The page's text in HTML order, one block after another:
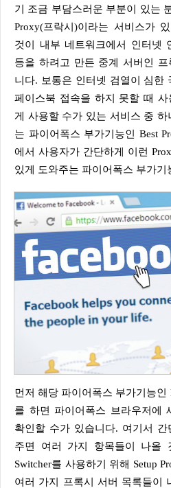
기 조금 부담스러운 부분이 있는
Proxy(프락시)이라는 서비스가
것이 내부 네트워크에서 인터넷
등을 하려고 만든 중계 서버인
니다. 보통은 인터넷 검열이 심한
페이스북 접속을 하지 못할 때
게 사용할 수가 있는 서비스 중 하
는 파이어폭스 부가기능인 Best
에서 사용자가 간단하게 이런
있게 도와주는 파이어폭스 부가기
먼저 해당 파이어폭스 부가기능인 Best Proxy Switcher 를 설치
를 하면 파이어폭스 브라우저에
확인할 수가 있습니다. 여기서
주면 여러 가지 항목들이 나올
Switcher를 사용하기 위해 Setup
여러 가지 프록시 서버 목록들이